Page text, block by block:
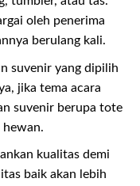
oleh penerima
berulang kali.
suvenir yang dipilih
jika tema acara
suvenir berupa tote
hewan.
kualitas demi
baik akan lebih